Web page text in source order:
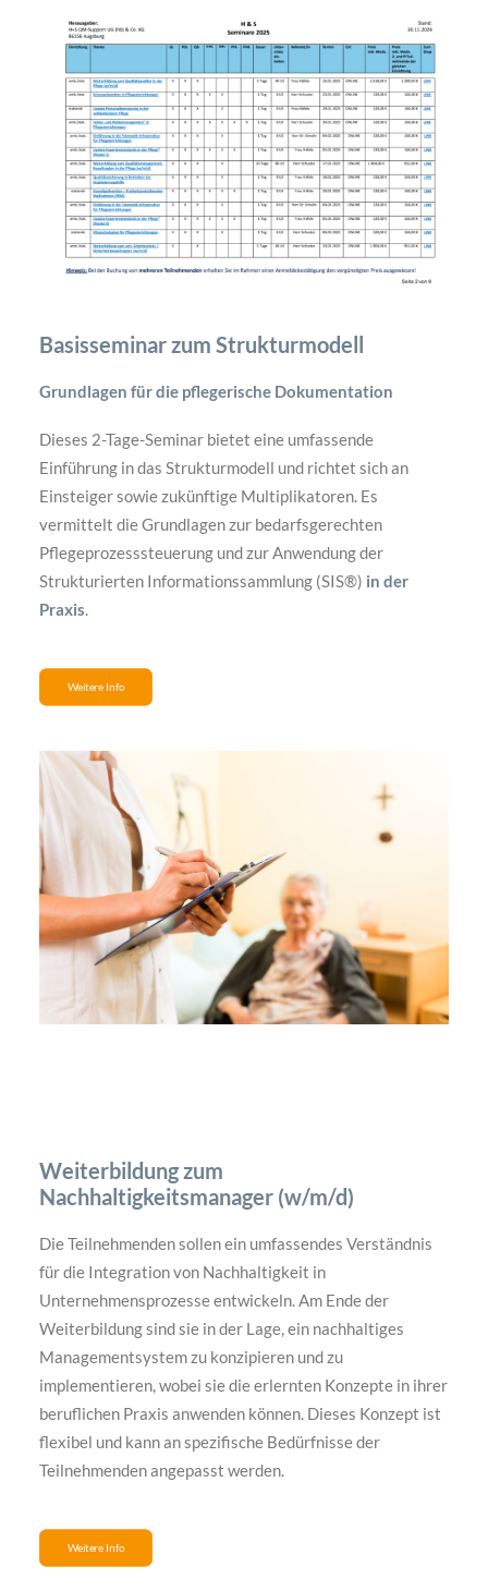
Basisseminar zum Strukturmodell
Grundlagen für die pflegerische Dokumentation
Dieses 2-Tage-Seminar bietet eine umfassende
Einführung in das Strukturmodell und richtet sich an
Einsteiger sowie zukünftige Multiplikatoren. Es
vermittelt die Grundlagen zur bedarfsgerechten
Pflegeprozesssteuerung und zur Anwendung der
Strukturierten Informationssammlung (SIS®) in der
Praxis.
Weitere Info
Weiterbildung zum
Nachhaltigkeitsmanager (w/m/d)
Die Teilnehmenden sollen ein umfassendes Verständnis
für die Integration von Nachhaltigkeit in
Unternehmensprozesse entwickeln. Am Ende der
Weiterbildung sind sie in der Lage, ein nachhaltiges
Managementsystem zu konzipieren und zu
implementieren, wobei sie die erlernten Konzepte in ihrer
beruflichen Praxis anwenden können. Dieses Konzept ist
flexibel und kann an spezifische Bedürfnisse der
Teilnehmenden angepasst werden.
Weitere Info